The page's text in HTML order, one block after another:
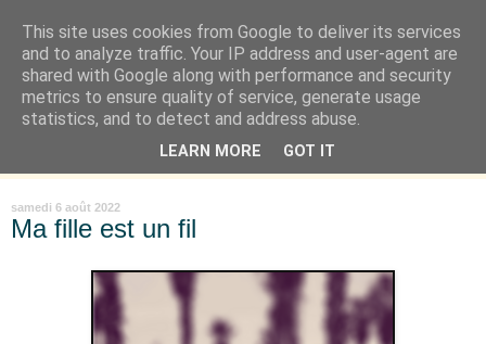
Là où je suis née
"Les temps sont durs pour les rêveurs" mais shush shush,
j'ai le cœur à l'affût et j'ouvre mon carnet de peau. « Soyez
vous-même, tous les autres sont déjà pris. » Oscar Wilde
samedi 6 août 2022
Ma fille est un fil
This site uses cookies from Google to deliver its services
and to analyze traffic. Your IP address and user-agent are
shared with Google along with performance and security
metrics to ensure quality of service, generate usage
statistics, and to detect and address abuse.
LEARN MORE GOT IT